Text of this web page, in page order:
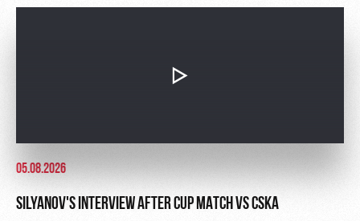
05.08.2026
SILYANOV'S INTERVIEW AFTER CUP MATCH VS CSKA